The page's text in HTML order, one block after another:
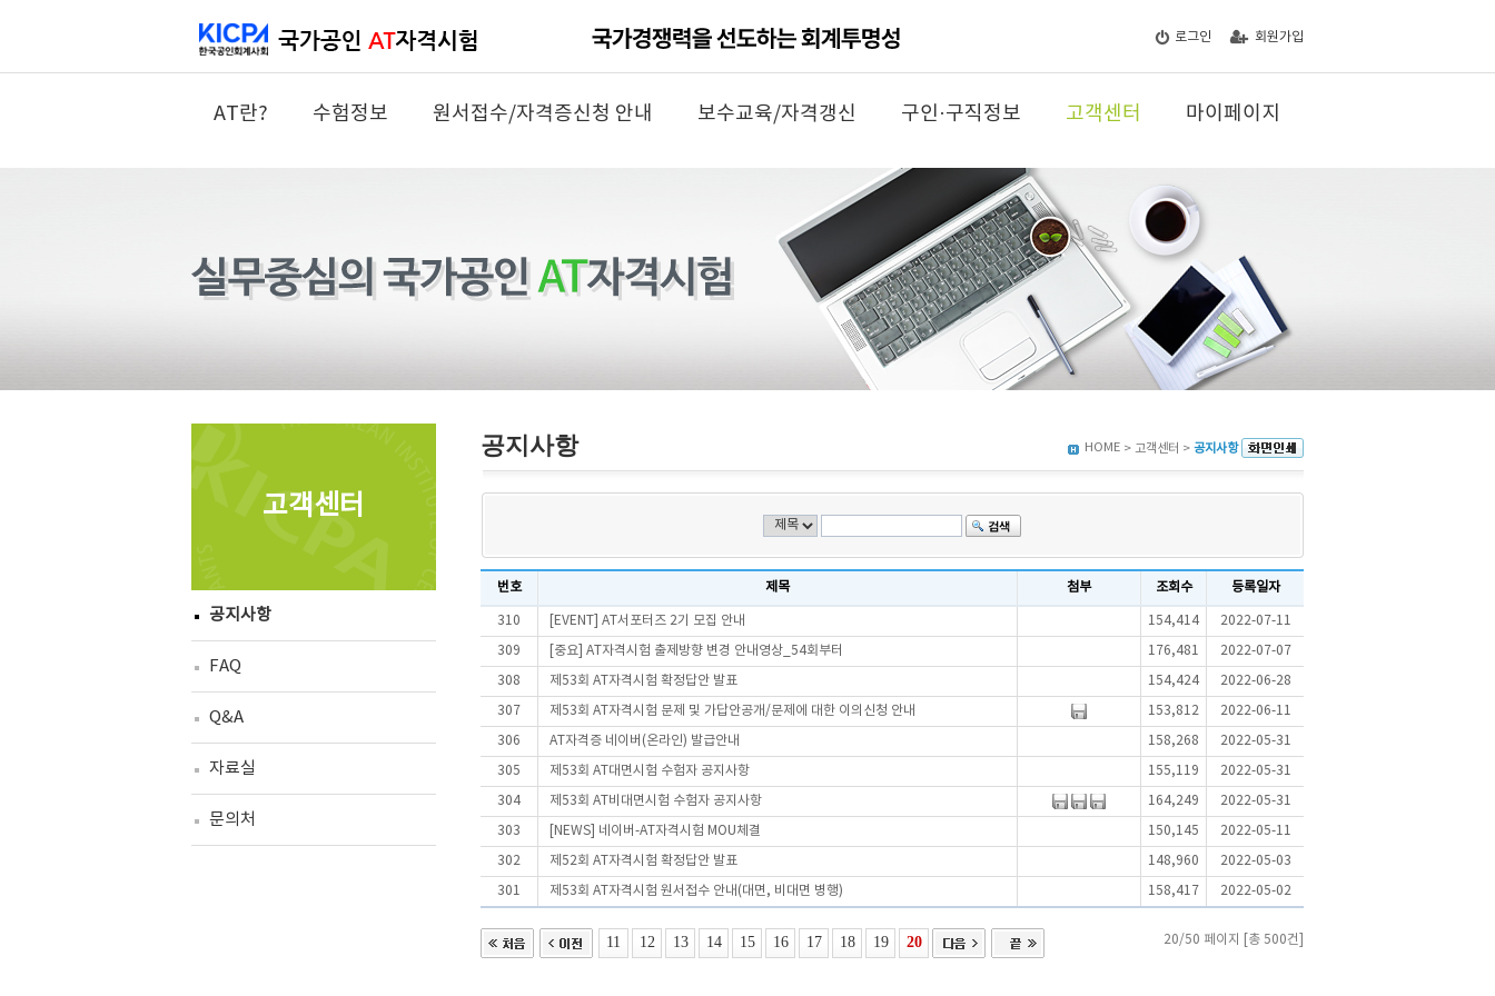
로그인 회원가입
AT란? 수험정보 원서접수/자격증신청 안내 보수교육/자격갱신 구인·구직정보 고객센터 마이페이지
고객센터
공지사항
FAQ
Q&A
자료실
문의처
공지사항 HOME > 고객센터 > 공지사항
번호 제목 첨부 조회수 등록일자
310 [EVENT] AT서포터즈 2기 모집 안내 154,414 2022-07-11
309 [중요] AT자격시험 출제방향 변경 안내영상_54회부터 176,481 2022-07-07
308 제53회 AT자격시험 확정답안 발표 154,424 2022-06-28
307 제53회 AT자격시험 문제 및 가답안공개/문제에 대한 이의신청 안내 153,812 2022-06-11
306 AT자격증 네이버(온라인) 발급안내 158,268 2022-05-31
305 제53회 AT대면시험 수험자 공지사항 155,119 2022-05-31
304 제53회 AT비대면시험 수험자 공지사항 164,249 2022-05-31
303 [NEWS] 네이버-AT자격시험 MOU체결 150,145 2022-05-11
302 제52회 AT자격시험 확정답안 발표 148,960 2022-05-03
301 제53회 AT자격시험 원서접수 안내(대면, 비대면 병행) 158,417 2022-05-02
11 12 13 14 15 16 17 18 19 20 20/50 페이지 [총 500건]